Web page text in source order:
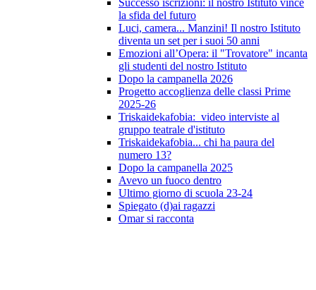
Successo iscrizioni: il nostro Istituto vince
la sfida del futuro
Luci, camera... Manzini! Il nostro Istituto
diventa un set per i suoi 50 anni
Emozioni all’Opera: il "Trovatore" incanta
gli studenti del nostro Istituto
Dopo la campanella 2026
Progetto accoglienza delle classi Prime
2025-26
Triskaidekafobia: video interviste al
gruppo teatrale d'istituto
Triskaidekafobia... chi ha paura del
numero 13?
Dopo la campanella 2025
Avevo un fuoco dentro
Ultimo giorno di scuola 23-24
Spiegato (d)ai ragazzi
Omar si racconta